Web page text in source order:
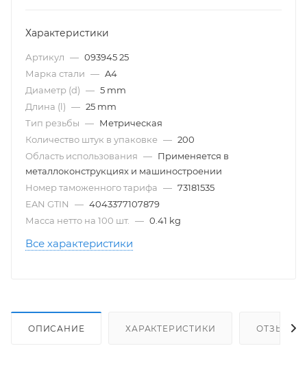
Характеристики
Артикул — 093945 25
Марка стали — A4
Диаметр (d) — 5 mm
Длина (l) — 25 mm
Тип резьбы — Метрическая
Количество штук в упаковке — 200
Область использования — Применяется в
металлоконструкциях и машиностроении
Номер таможенного тарифа — 73181535
EAN GTIN
— 4043377107879
Масса нетто на 100 шт.
— 0.41 kg
Все характеристики
ОПИСАНИЕ ХАРАКТЕРИСТИКИ ОТЗЫВЫ